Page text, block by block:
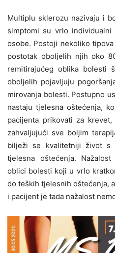
Multiplu sklerozu nazivaju i
simptomi su vrlo
osobe. Postoji nekoliko
postotak oboljelih njih oko
remitirajućeg oblika bolesti
oboljelih pojavljuju
mirovanja bolesti. Postupno
nastaju tjelesna oštećenja,
pacijenta prikovati za
zahvaljujući sve boljim
bilježi se kvalitetniji život s
tjelesna oštećenja.
oblici bolesti koji u vrlo
do teških tjelesnih oštećenja,
i pacijent je tada nažalost